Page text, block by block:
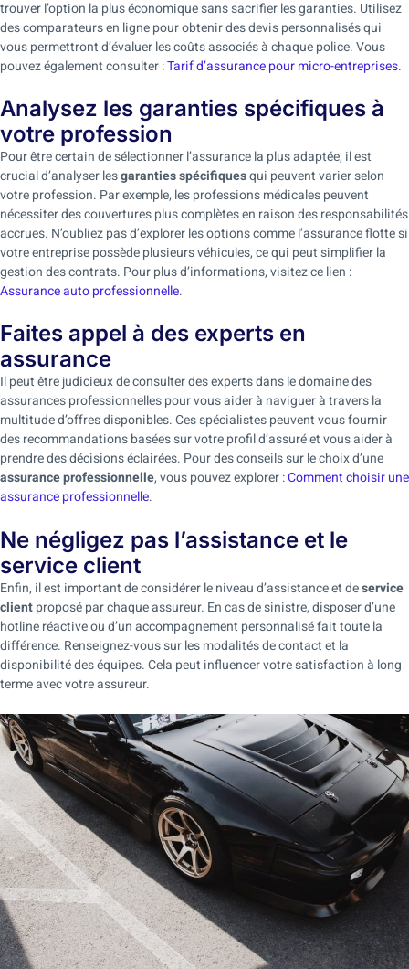
trouver l’option la plus économique sans sacrifier les garanties. Utilisez
des comparateurs en ligne pour obtenir des devis personnalisés qui
vous permettront d’évaluer les coûts associés à chaque police. Vous
pouvez également consulter :Tarif d’assurance pour micro-entreprises.
Analysez les garanties spécifiques à
votre profession
Pour être certain de sélectionner l’assurance la plus adaptée, il est
crucial d’analyser lesgaranties spécifiquesqui peuvent varier selon
votre profession. Par exemple, les professions médicales peuvent
nécessiter des couvertures plus complètes en raison des responsabilités
accrues. N’oubliez pas d’explorer les options comme l’assurance flotte si
votre entreprise possède plusieurs véhicules, ce qui peut simplifier la
gestion des contrats. Pour plus d’informations, visitez ce lien :
Assurance auto professionnelle.
Faites appel à des experts en
assurance
Il peut être judicieux de consulter des experts dans le domaine des
assurances professionnelles pour vous aider à naviguer à travers la
multitude d’offres disponibles. Ces spécialistes peuvent vous fournir
des recommandations basées sur votre profil d’assuré et vous aider à
prendre des décisions éclairées. Pour des conseils sur le choix d’une
assurance professionnelle, vous pouvez explorer :Comment choisir une
assurance professionnelle.
Ne négligez pas l’assistance et le
service client
Enfin, il est important de considérer le niveau d’assistance et deservice
clientproposé par chaque assureur. En cas de sinistre, disposer d’une
hotline réactive ou d’un accompagnement personnalisé fait toute la
différence. Renseignez-vous sur les modalités de contact et la
disponibilité des équipes. Cela peut influencer votre satisfaction à long
terme avec votre assureur.